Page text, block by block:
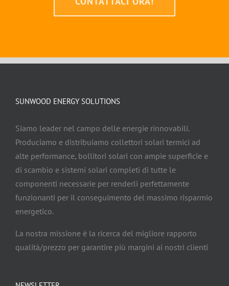
Produciamo e distribuiamo collettori solari termici ad
alte performance, bollitori solari con ampie superficie e
di scambio e sistemi solari completi di tutte le
componenti necessarie per renderli perfettamente
funzionanti per il conseguimento del massimo risparmio
energetico.
La nostra missione è la ricerca del migliore rapporto
qualità/prezzo per garantire più margini ai nostri clienti